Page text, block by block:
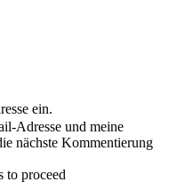
ein.
Adresse und meine
nächste Kommentierung
to proceed